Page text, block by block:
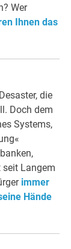
Wer
Ihnen das
die
Doch dem
Systems,
Langem
immer
Hände